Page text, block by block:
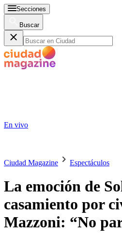
Secciones
Buscar
En vivo
Ciudad Magazine Espectáculos
La emoción de
casamiento por
Mazzoni: “No